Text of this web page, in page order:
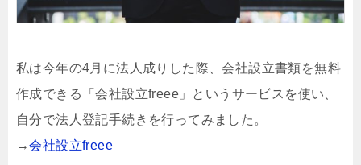
私は今年の4月に法人成りした際、会社設立書類を無料
作成できる「会社設立freee」というサービスを使い、
自分で法人登記手続きを行ってみました。
→会社設立freee